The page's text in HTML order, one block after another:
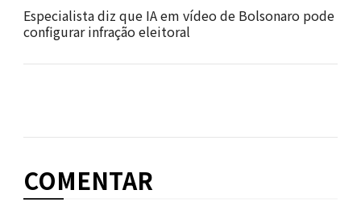
Especialista diz que IA em vídeo de Bolsonaro pode
configurar infração eleitoral
COMENTAR